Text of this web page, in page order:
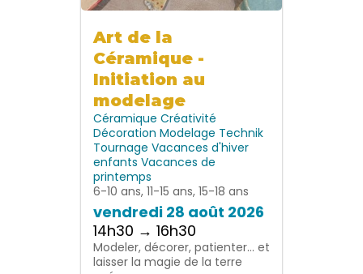
Art de la
Céramique -
Initiation au
modelage
Céramique Créativité
Décoration Modelage Technik
Tournage Vacances d'hiver
enfants Vacances de
printemps
6-10 ans, 11-15 ans, 15-18 ans
vendredi 28 août 2026
14h30 → 16h30
Modeler, décorer, patienter… et
laisser la magie de la terre